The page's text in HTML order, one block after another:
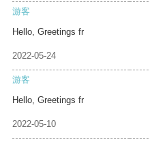
游客
Hello, Greetings fr
2022-05-24
游客
Hello, Greetings fr
2022-05-10